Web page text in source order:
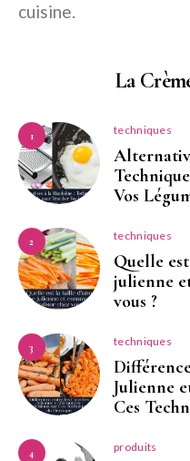
cuisine.
La
1 techniques
Vos
2 techniques
Quelle
julienne
vous ?
3 techniques
Julienne
Ces
4 produits